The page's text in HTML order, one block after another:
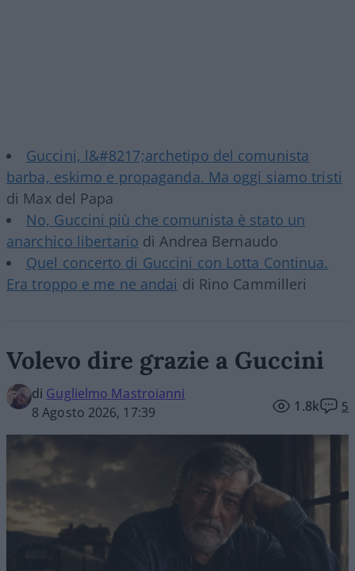
Guccini, l&#8217;archetipo del comunista
barba, eskimo e propaganda. Ma oggi siamo tristi
di Max del Papa
No, Guccini più che comunista è stato un
anarchico libertario di Andrea Bernaudo
Quel concerto di Guccini con Lotta Continua.
Era troppo e me ne andai di Rino Cammilleri
Volevo dire grazie a Guccini
di Guglielmo Mastroianni
8 Agosto 2026, 17:39
1.8k 5